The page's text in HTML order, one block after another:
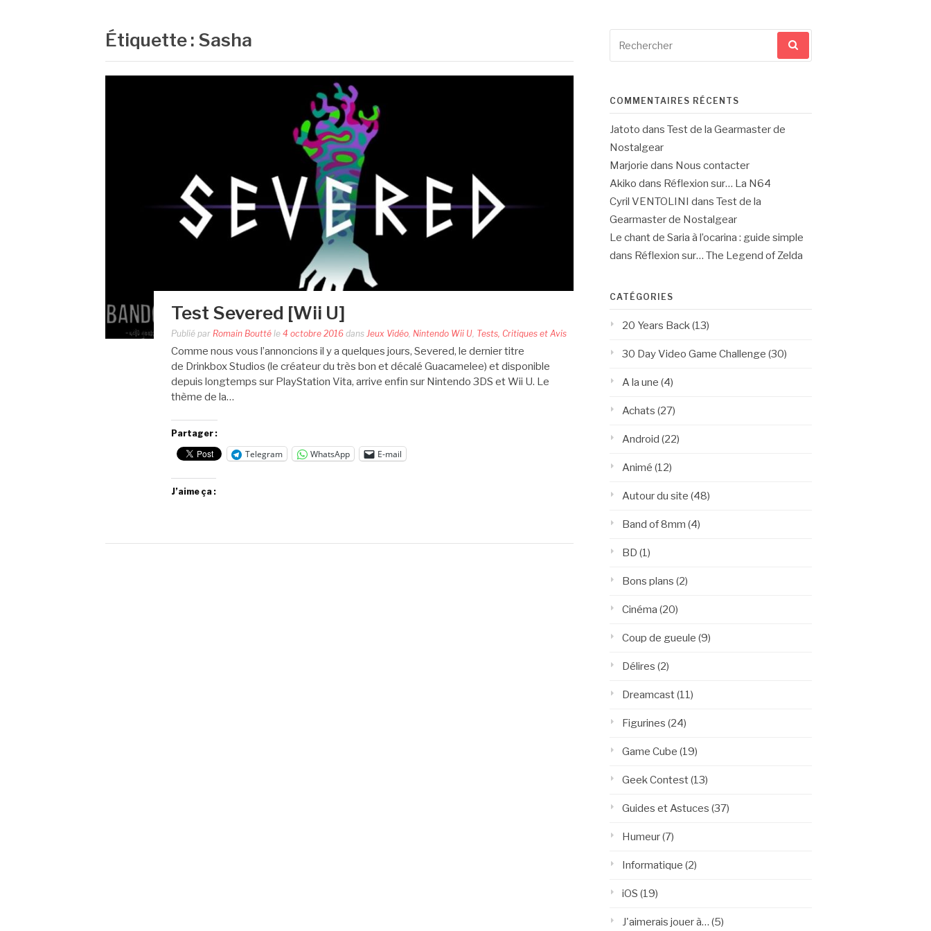
Étiquette : Sasha
Test Severed [Wii U]
Publié par Romain Boutté le 4 octobre 2016 dans Jeux Vidéo Nintendo Wii U Tests, Critiques et Avis
Comme nous vous l’annoncions il y a quelques jours, Severed, le dernier titre
de Drinkbox Studios (le créateur du très bon et décalé Guacamelee) et disponible
depuis longtemps sur PlayStation Vita, arrive enfin sur Nintendo 3DS et Wii U. Le
thème de la…
Partager :
Telegram WhatsApp E-mail
J’aime ça :
pour
COMMENTAIRES RÉCENTS
Jatoto dans Test de la Gearmaster de
Nostalgear
Marjorie dans Nous contacter
Akiko dans Réflexion sur… La N64
Cyril VENTOLINI dans Test de la
Gearmaster de Nostalgear
Le chant de Saria à l’ocarina : guide simple
dans Réflexion sur… The Legend of Zelda
CATÉGORIES
20 Years Back (13)
30 Day Video Game Challenge (30)
A la une (4)
Achats (27)
Android (22)
Animé (12)
Autour du site (48)
Band of 8mm (4)
BD (1)
Bons plans (2)
Cinéma (20)
Coup de gueule (9)
Délires (2)
Dreamcast(11)
Figurines (24)
Game Cube (19)
Geek Contest(13)
Guides et Astuces (37)
Humeur(7)
Informatique (2)
iOS (19)
J'aimerais jouer à… (5)